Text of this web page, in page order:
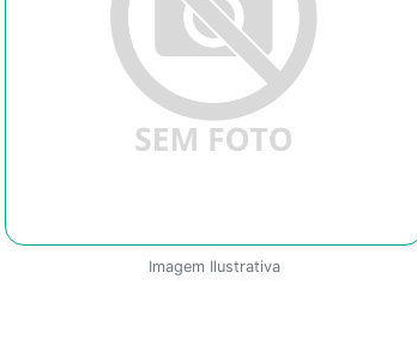
Imagem Ilustrativa